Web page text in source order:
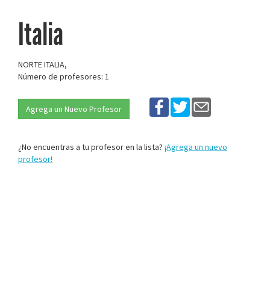
Italia
NORTE ITALIA,
Número de profesores: 1
Agrega un Nuevo Profesor
¿No encuentras a tu profesor en la lista? ¡Agrega un nuevo
profesor!